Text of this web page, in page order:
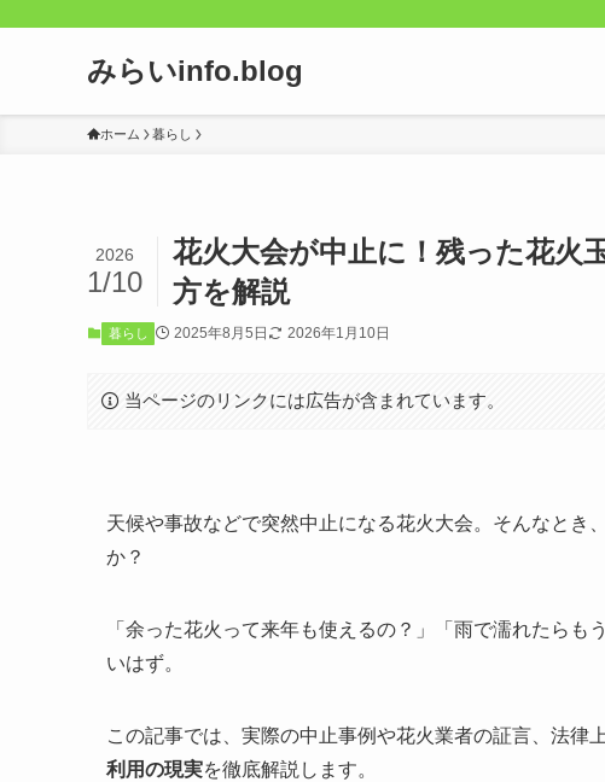
みらいinfo.blog
ホーム 暮らし
花火大会が中止に！残った花火
方を解説
2026
1/10
暮らし 2025年8月5日 2026年1月10日
当ページのリンクには広告が含まれています。
天候や事故などで突然中止になる花火大会。そんなとき
か？
「余った花火って来年も使えるの？」「雨で濡れたら
いはず。
この記事では、実際の中止事例や花火業者の証言、法律
利用の現実を徹底解説します。